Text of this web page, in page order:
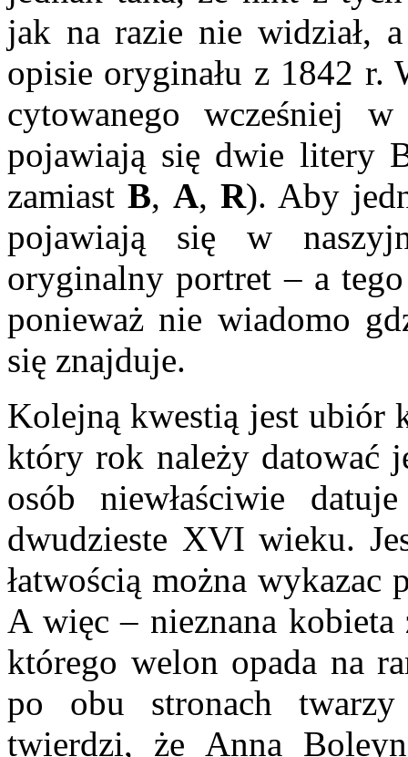
jak na razie nie widział,
opisie oryginału z 1842 r.
cytowanego wcześniej
pojawiają się dwie litery
zamiast B, A, R). Aby
pojawiają się w
oryginalny portret – a
ponieważ nie wiadomo
się znajduje.
Kolejną kwestią jest ubiór
który rok należy datować
osób niewłaściwie
dwudzieste XVI wieku.
łatwością można wykazac
A więc – nieznana
którego welon opada na
po obu stronach
twierdzi, że Anna